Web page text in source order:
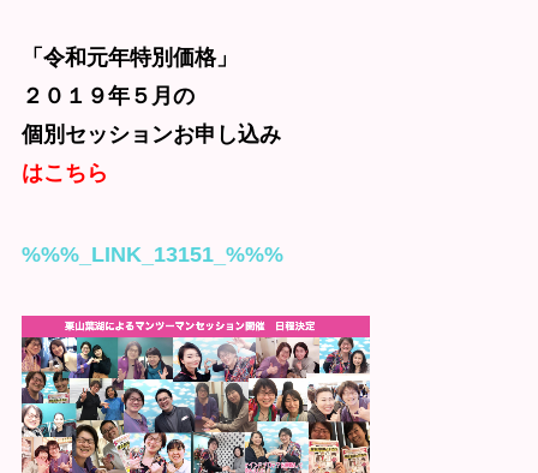
「令和元年特別価格」
２０１９年５月の
個別セッションお申し込み
はこちら
%%%_LINK_13151_%%%